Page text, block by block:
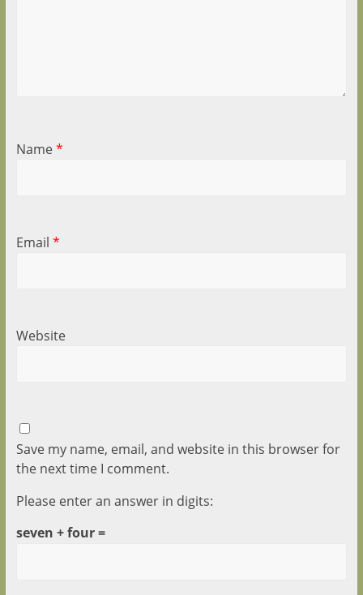
Name*
Email *
Website
Save my name, email, and website in this browser for
the next time I comment.
Please enter an answer in digits:
seven + four =